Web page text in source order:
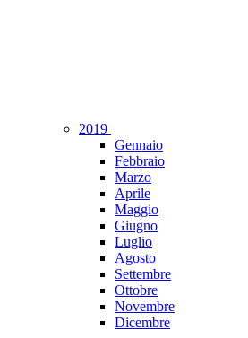
2019
Gennaio
Febbraio
Marzo
Aprile
Maggio
Giugno
Luglio
Agosto
Settembre
Ottobre
Novembre
Dicembre